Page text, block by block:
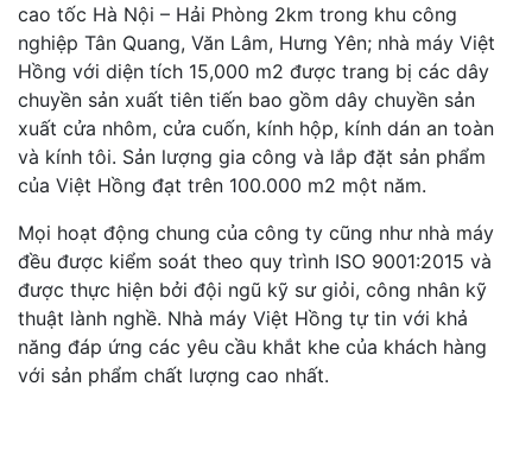
cao tốc Hà Nội – Hải Phòng 2km trong khu công
nghiệp Tân Quang, Văn Lâm, Hưng Yên; nhà máy Việt
Hồng với diện tích 15,000 m2 được trang bị các dây
chuyền sản xuất tiên tiến bao gồm dây chuyền sản
xuất cửa nhôm, cửa cuốn, kính hộp, kính dán an toàn
và kính tôi. Sản lượng gia công và lắp đặt sản phẩm
của Việt Hồng đạt trên 100.000 m2 một năm.
Mọi hoạt động chung của công ty cũng như nhà máy
đều được kiểm soát theo quy trình ISO 9001:2015 và
được thực hiện bởi đội ngũ kỹ sư giỏi, công nhân kỹ
thuật lành nghề. Nhà máy Việt Hồng tự tin với khả
năng đáp ứng các yêu cầu khắt khe của khách hàng
với sản phẩm chất lượng cao nhất.